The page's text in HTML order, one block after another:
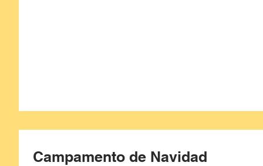
Campamento de Navidad